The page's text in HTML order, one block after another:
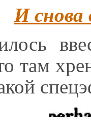
И снова
там